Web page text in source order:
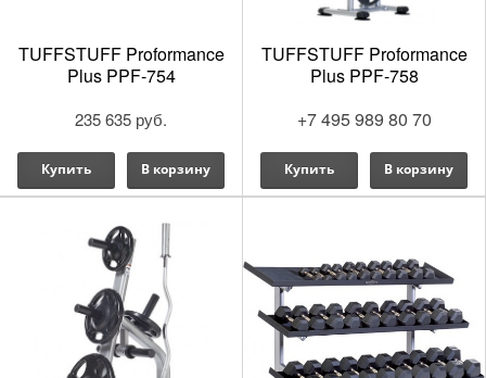
TUFFSTUFF Proformance
Plus PPF-754
235 635 руб.
Купить В корзину
TUFFSTUFF Proformance
Plus PPF-758
+7 495 989 80 70
Купить В корзину